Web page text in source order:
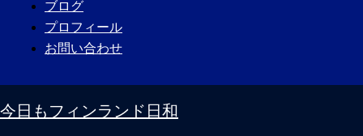
ブログ
プロフィール
お問い合わせ
今日もフィンランド日和